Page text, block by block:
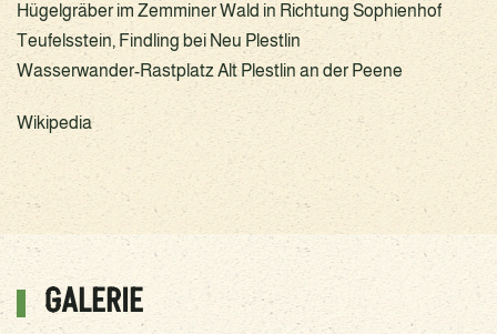
Hügelgräber im Zemminer Wald in Richtung Sophienhof
Teufelsstein, Findling bei Neu Plestlin
Wasserwander-Rastplatz Alt Plestlin an der Peene
Wikipedia
GALERIE